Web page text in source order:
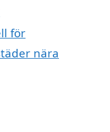
för
nära